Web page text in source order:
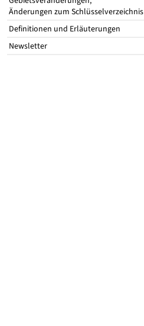
Änderungen zum Schlüsselverzeichnis
Definitionen und Erläuterungen
Newsletter